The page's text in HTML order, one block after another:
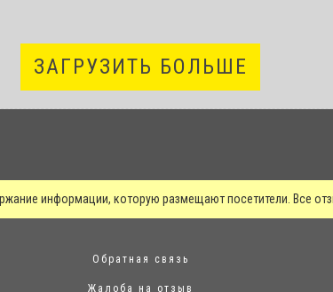
ЗАГРУЗИТЬ БОЛЬШЕ
информации, которую размещают посетители. Все
Обратная связь
Жалоба на отзыв